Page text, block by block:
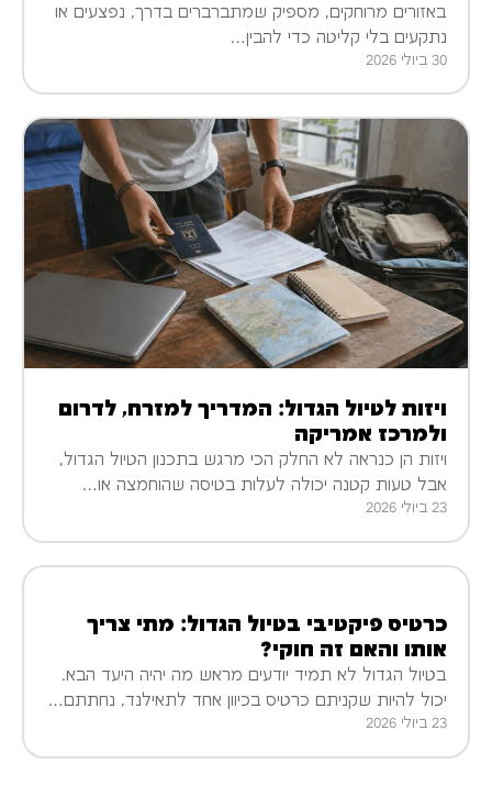
באזורים מרוחקים, מספיק שמתברברים בדרך, נפצעים או
נתקעים בלי קליטה כדי להבין…
30 ביולי 2026
ויזות לטיול הגדול: המדריך למזרח, לדרום
ולמרכז אמריקה
ויזות הן כנראה לא החלק הכי מרגש בתכנון הטיול הגדול,
אבל טעות קטנה יכולה לעלות בטיסה שהוחמצה או…
23 ביולי 2026
כרטיס פיקטיבי בטיול הגדול: מתי צריך
אותו והאם זה חוקי?
בטיול הגדול לא תמיד יודעים מראש מה יהיה היעד הבא.
יכול להיות שקניתם כרטיס בכיוון אחד לתאילנד, נחתתם…
23 ביולי 2026